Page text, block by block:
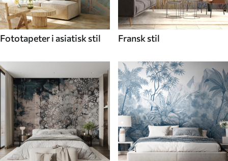
Fototapeter i asiatisk stil Fransk stil